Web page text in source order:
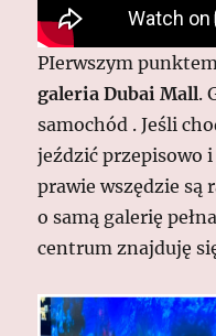
PIerwszym
galeria Dubai Mall.
samochód . Jeśli
jeździć przepisowo
prawie wszędzie są
o samą galerię
centrum znajduję